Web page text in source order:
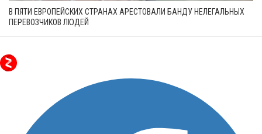
В ПЯТИ ЕВРОПЕЙСКИХ СТРАНАХ АРЕСТОВАЛИ БАНДУ НЕЛЕГАЛЬНЫХ
ПЕРЕВОЗЧИКОВ ЛЮДЕЙ